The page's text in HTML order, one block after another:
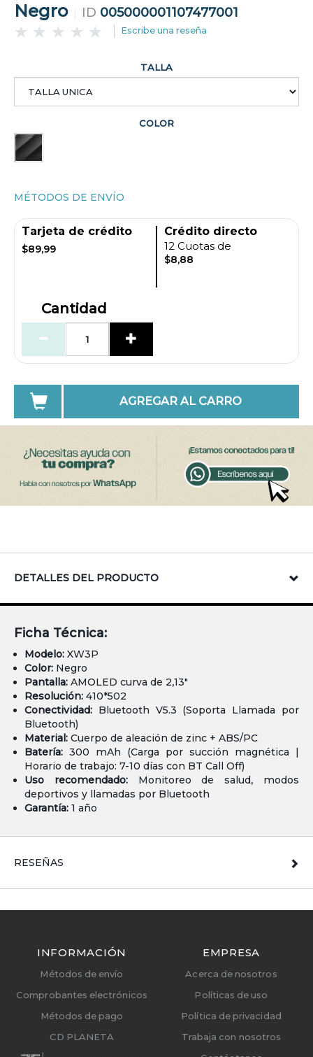
Negro
ID 005000001107477001
Escribe una reseña
TALLA
COLOR
MÉTODOS DE ENVÍO
Tarjeta de crédito
$89,99
Crédito directo
12 Cuotas de
$8,88
Cantidad
AGREGAR AL CARRO
DETALLES DEL PRODUCTO
Ficha Técnica:
Modelo: XW3P
Color: Negro
Pantalla: AMOLED curva de 2,13"
Resolución: 410*502
Conectividad: Bluetooth V5.3 (Soporta Llamada por
Bluetooth)
Material: Cuerpo de aleación de zinc + ABS/PC
Batería: 300 mAh (Carga por succión magnética |
Horario de trabajo: 7-10 días con BT Call Off)
Uso recomendado:Monitoreo de salud, modos
deportivos y llamadas por Bluetooth
Garantía: 1 año
RESEÑAS
INFORMACIÓN
Métodos de envío
Comprobantes electrónicos
Métodos de pago
CD PLANETA
EMPRESA
Acerca de nosotros
Políticas de uso
Política de privacidad
Trabaja con nosotros